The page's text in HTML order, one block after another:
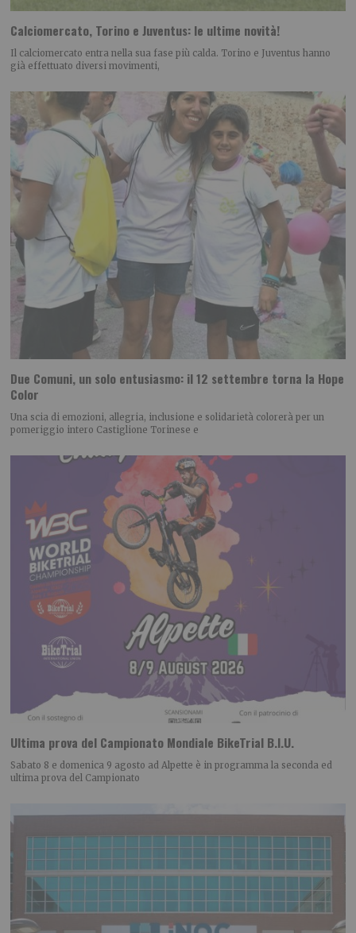
Calciomercato, Torino e Juventus: le ultime novità!
Il calciomercato entra nella sua fase più calda. Torino e Juventus hanno
già effettuato diversi movimenti,
Due Comuni, un solo entusiasmo: il 12 settembre torna la Hope
Color
Una scia di emozioni, allegria, inclusione e solidarietà colorerà per un
pomeriggio intero Castiglione Torinese e
Ultima prova del Campionato Mondiale BikeTrial B.I.U.
Sabato 8 e domenica 9 agosto ad Alpette è in programma la seconda ed
ultima prova del Campionato